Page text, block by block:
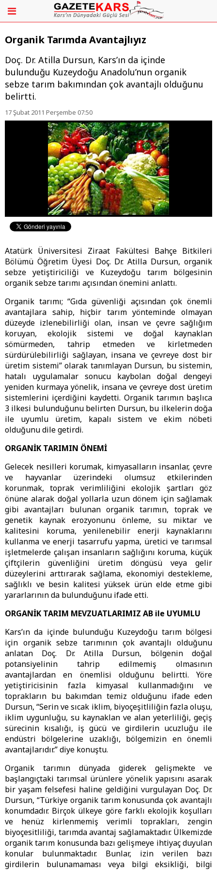
Organik Tarımda Avantajlıyız
Doç. Dr. Atilla Dursun, Kars’ın da içinde
bulunduğu Kuzeydoğu Anadolu’nun organik
sebze tarım bakımından çok avantajlı olduğunu
belirtti.
17 Şubat 2011 Perşembe 07:50
Atatürk Üniversitesi Ziraat Fakültesi Bahçe Bitkileri
Bölümü Öğretim Üyesi Doç. Dr. Atilla Dursun, organik
sebze yetiştiriciliği ve Kuzeydoğu tarım bölgesinin
organik sebze tarımı açısından önemini anlattı.
Organik tarımı; “Gıda güvenliği açısından çok önemli
avantajlara sahip, hiçbir tarım yönteminde olmayan
düzeyde izlenebilirliği olan, insan ve çevre sağlığım
koruyan, ekolojik sistemi ve doğal kaynaklan
sömürmeden, tahrip etmeden ve kirletmeden
sürdürülebilirliği sağlayan, insana ve çevreye dost bir
üretim sistemi” olarak tanımlayan Dursun, bu sistemin,
hatalı uygulamalar sonucu kaybolan doğal dengeyi
yeniden kurmaya yönelik, insana ve çevreye dost üretim
sistemlerini içerdiğini kaydetti. Organik tarımın başlıca
3 ilkesi bulunduğunu belirten Dursun, bu ilkelerin doğa
ile uyumlu üretim, kapalı sistem ve ekim nöbeti
olduğunu dile getirdi.
ORGANİK TARIMIN ÖNEMİ
Gelecek nesilleri korumak, kimyasalların insanlar, çevre
ve hayvanlar üzerindeki olumsuz etkilerinden
korunmak, toprak verimliliğini ekolojik şartları göz
önüne alarak doğal yollarla uzun dönem için sağlamak
gibi avantajları bulunan organik tarımın, toprak ve
genetik kaynak erozyonunu önleme, su miktar ve
kalitesini koruma, yenilenebilir enerji kaynaklarını
kullanma ve enerji tasarrufu yapma, üretici ve tarımsal
işletmelerde çalışan insanların sağlığını koruma, küçük
çiftçilerin güvenliğini üretim döngüsü veya gelir
düzeylerini arttırarak sağlama, ekonomiyi destekleme,
sağlıklı ve besin kalitesi yüksek ürün elde etme gibi
yararlarının da bulunduğunu ifade etti.
ORGANİK TARIM MEVZUATLARIMIZ AB ile UYUMLU
Kars’ın da içinde bulunduğu Kuzeydoğu tarım bölgesi
için organik sebze tarımının çok avantajlı olduğunu
anlatan Doç. Dr. Atilla Dursun, bölgenin doğal
potansiyelinin tahrip edilmemiş olmasının
avantajlardan en önemlisi olduğunu belirtti. Yöre
yetiştiricisinin fazla kimyasal kullanmadığını ve
toprakların bu bakımdan temiz olduğunu ifade eden
Dursun, “Serin ve sıcak iklim, biyoçeşitliliğin fazla oluşu,
iklim uygunluğu, su kaynaklan ve alan yeterliliği, geçiş
sürecinin kısalığı, iş gücü ve girdilerin ucuzluğu ile
endüstri bölgelerine uzaklığı, bölgemizin en önemli
avantajlarıdır.” diye konuştu.
Organik tarımın dünyada giderek gelişmekte ve
başlangıçtaki tarımsal ürünlere yönelik yapısını asarak
bir yaşam felsefesi haline geldiğini vurgulayan Doç. Dr.
Dursun, “Türkiye organik tarım konusunda çok avantajlı
konumdadır. Birçok ülkeye göre farklı ekolojik koşulları
ve henüz kirlenmemiş verimli toprakları, zengin
biyoçesitliliği, tarımda avantaj sağlamaktadır. Ülkemizde
organik tarım konusunda bazı gelişmeye ihtiyaç duyulan
konular bulunmaktadır. Bunlar, izin verilen bazı
girdilerin bulunamaması veya bilgi eksikliği, bilgi